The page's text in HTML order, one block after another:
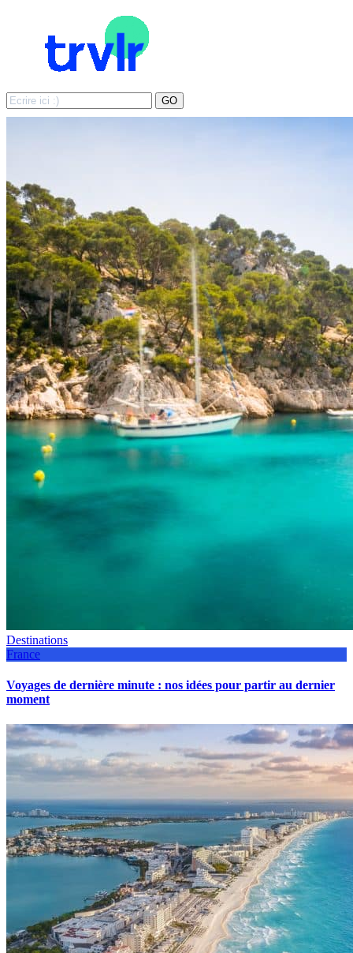
Search
for:
GO
Destinations
France
Voyages de dernière minute : nos idées pour partir au dernier
moment